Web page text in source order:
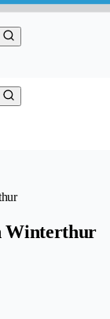
Winterthur